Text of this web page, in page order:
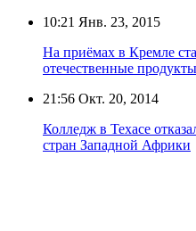
10:21 Янв. 23, 2015
На приёмах в Кремле
отечественные продукты
21:56 Окт. 20, 2014
Колледж в Техасе
стран Западной Африки